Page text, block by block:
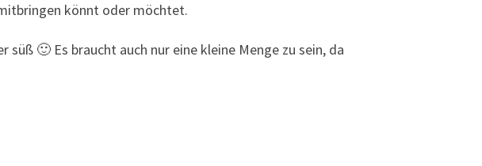
könnt oder möchtet.
🙂 Es braucht auch nur eine kleine Menge zu sein, da